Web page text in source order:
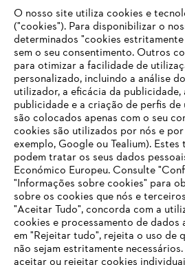
Opções de
Empresa
FAQs Loja Online
Contacto
O SEU NAVEGADOR
ESTE WEBSITE
Está utilizar um navegador que ainda
O nosso site utiliza cookies e
("cookies"). Para disponibilizar o
determinados "cookies estritamente
sem o seu consentimento. Outros
para otimizar a facilidade de
personalizado, incluindo a análise
utilizador, a eficácia da publicidade,
publicidade e a criação de perfis
são colocados apenas com o seu
cookies são utilizados por nós e
exemplo, Google ou Tealium).
podem tratar os seus dados
Económico Europeu. Consulte
"Informações sobre cookies" para
sobre os cookies que nós e
"Aceitar Tudo", concorda com a
cookies e processamento de dados
em "Rejeitar tudo", rejeita o uso de
não sejam estritamente